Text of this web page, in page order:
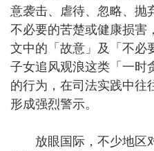
意袭击、虐待、忽略、抛
不必要的苦楚或健康损害
文中的「故意」及「不必
子女追风观浪这类「一时
的行为，在司法实践中往
形成强烈警示。
放眼国际，不少地区